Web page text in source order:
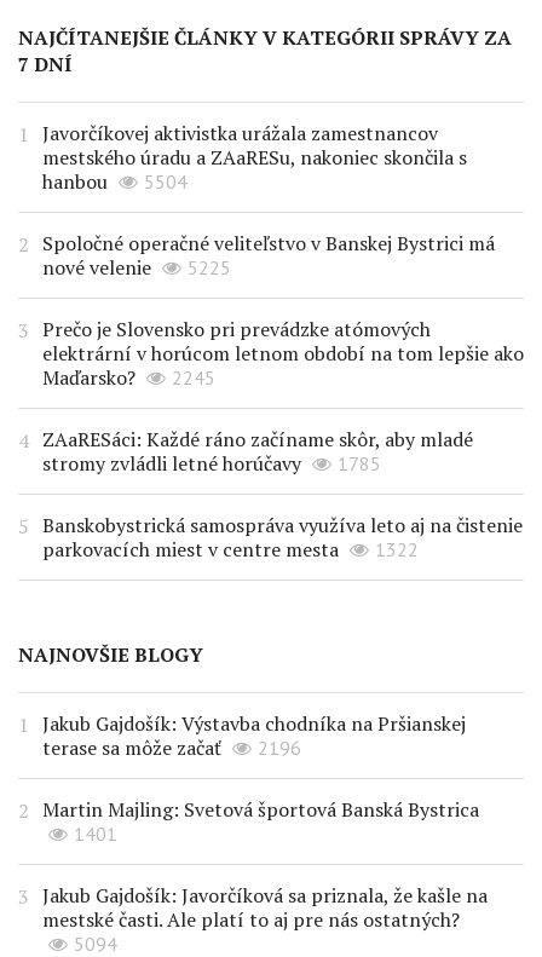
NAJČÍTANEJŠIE ČLÁNKY V KATEGÓRII SPRÁVY ZA
7 DNÍ
Javorčíkovej aktivistka urážala zamestnancov
mestského úradu a ZAaRESu, nakoniec skončila s
hanbou
5504
Spoločné operačné veliteľstvo v Banskej Bystrici má
nové velenie
5225
Prečo je Slovensko pri prevádzke atómových
elektrární v horúcom letnom období na tom lepšie ako
Maďarsko?
2245
ZAaRESáci: Každé ráno začíname skôr, aby mladé
stromy zvládli letné horúčavy
1785
Banskobystrická samospráva využíva leto aj na čistenie
parkovacích miest v centre mesta
1322
NAJNOVŠIE BLOGY
Jakub Gajdošík: Výstavba chodníka na Pršianskej
terase sa môže začať
2196
Martin Majling: Svetová športová Banská Bystrica
1401
Jakub Gajdošík: Javorčíková sa priznala, že kašle na
mestské časti. Ale platí to aj pre nás ostatných?
5094